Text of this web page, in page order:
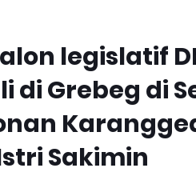
legislatif
di Grebeg di
Sakimin